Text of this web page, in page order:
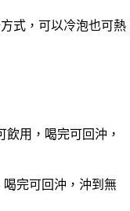
式，可以冷泡也可熱
飲用，喝完可回沖，
完可回沖，沖到無